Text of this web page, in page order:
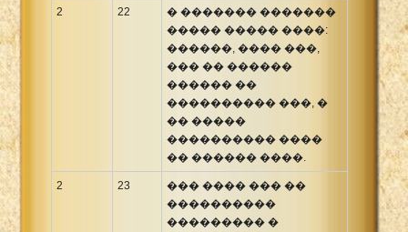
2 22
� ������� �������
����� ����� ����:
������, ���� ���,
��� �� ������
������ ��
���������� ���, �
�� �����
���������� ����
�� ������ ����.
2 23
��� ���� ��� ��
����������
��������� �